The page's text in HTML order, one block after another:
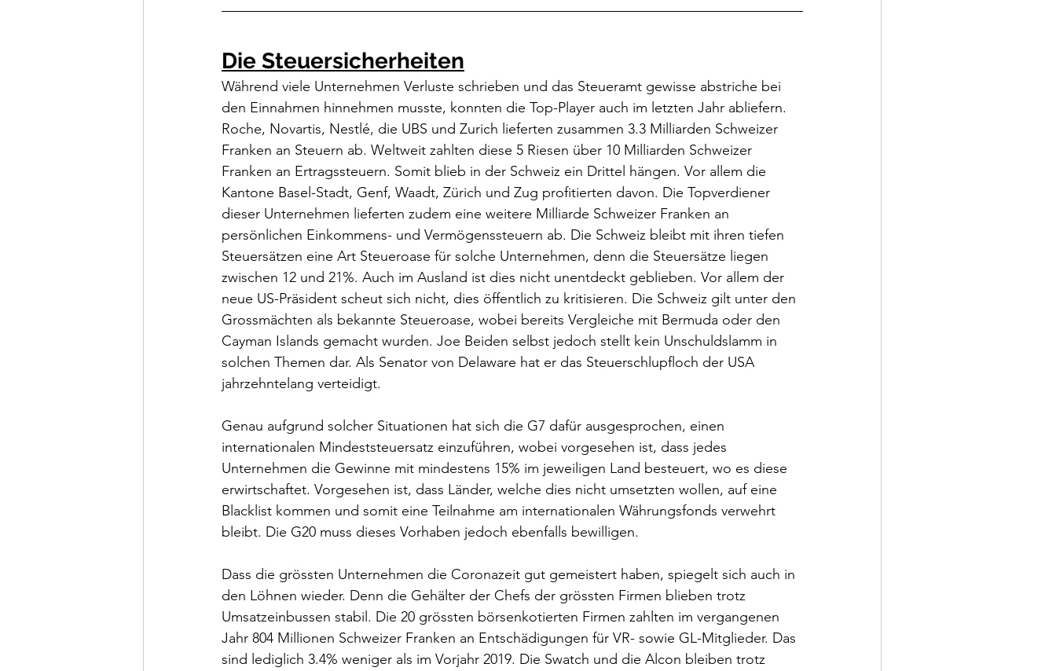
Die Steuersicherheiten
Während viele Unternehmen Verluste schrieben und das Steueramt gewisse abstriche bei
den Einnahmen hinnehmen musste, konnten die Top-Player auch im letzten Jahr abliefern.
Roche, Novartis, Nestlé, die UBS und Zurich lieferten zusammen 3.3 Milliarden Schweizer
Franken an Steuern ab. Weltweit zahlten diese 5 Riesen über 10 Milliarden Schweizer
Franken an Ertragssteuern. Somit blieb in der Schweiz ein Drittel hängen. Vor allem die
Kantone Basel-Stadt, Genf, Waadt, Zürich und Zug profitierten davon. Die Topverdiener
dieser Unternehmen lieferten zudem eine weitere Milliarde Schweizer Franken an
persönlichen Einkommens- und Vermögenssteuern ab. Die Schweiz bleibt mit ihren tiefen
Steuersätzen eine Art Steueroase für solche Unternehmen, denn die Steuersätze liegen
zwischen 12 und 21%. Auch im Ausland ist dies nicht unentdeckt geblieben. Vor allem der
neue US-Präsident scheut sich nicht, dies öffentlich zu kritisieren. Die Schweiz gilt unter den
Grossmächten als bekannte Steueroase, wobei bereits Vergleiche mit Bermuda oder den
Cayman Islands gemacht wurden. Joe Beiden selbst jedoch stellt kein Unschuldslamm in
solchen Themen dar. Als Senator von Delaware hat er das Steuerschlupfloch der USA
jahrzehntelang verteidigt.
Genau aufgrund solcher Situationen hat sich die G7 dafür ausgesprochen, einen
internationalen Mindeststeuersatz einzuführen, wobei vorgesehen ist, dass jedes
Unternehmen die Gewinne mit mindestens 15% im jeweiligen Land besteuert, wo es diese
erwirtschaftet. Vorgesehen ist, dass Länder, welche dies nicht umsetzten wollen, auf eine
Blacklist kommen und somit eine Teilnahme am internationalen Währungsfonds verwehrt
bleibt. Die G20 muss dieses Vorhaben jedoch ebenfalls bewilligen.
Dass die grössten Unternehmen die Coronazeit gut gemeistert haben, spiegelt sich auch in
den Löhnen wieder. Denn die Gehälter der Chefs der grössten Firmen blieben trotz
Umsatzeinbussen stabil. Die 20 grössten börsenkotierten Firmen zahlten im vergangenen
Jahr 804 Millionen Schweizer Franken an Entschädigungen für VR- sowie GL-Mitglieder. Das
sind lediglich 3.4% weniger als im Vorjahr 2019. Die Swatch und die Alcon bleiben trotz